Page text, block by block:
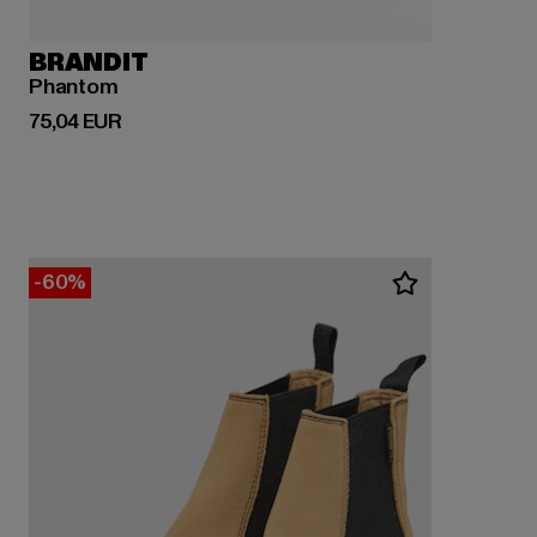
BRANDIT
Phantom
75,04 EUR
Derzeitiger Preis: 75,04 EUR
-60%